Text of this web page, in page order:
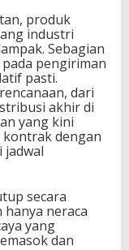
produk
industri
Sebagian
pengiriman
pasti.
dari
akhir di
yang kini
dengan
jadwal
secara
neraca
yang
dan